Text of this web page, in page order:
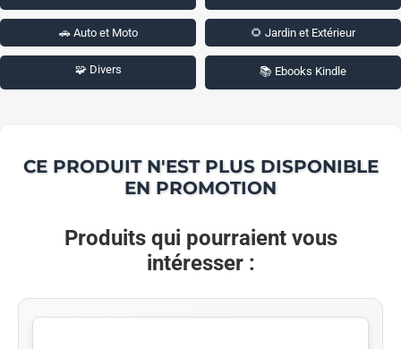
🚗 Auto et Moto 🌻 Jardin et Extérieur
🧩 Divers 📚 Ebooks Kindle
CE PRODUIT N'EST PLUS DISPONIBLE
EN PROMOTION
Produits qui pourraient vous
intéresser :